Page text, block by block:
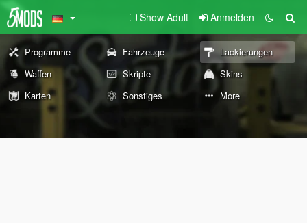
Show Adult Anmelden
Programme Fahrzeuge
Lackierungen
Waffen
Skripte
Skins
Karten
Sonstiges More